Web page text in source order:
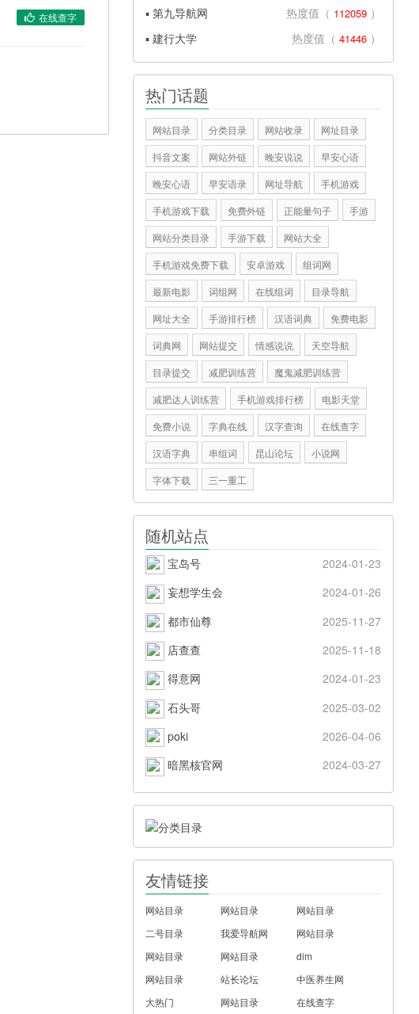
在线查字
▪ 第九导航网
热度值（ 112059 ）
▪ 建行大学
热度值（ 41446 ）
热门话题
网站目录 分类目录 网站收录 网址目录
抖音文案 网站外链 晚安说说 早安心语
晚安心语 早安语录 网址导航 手机游戏
手机游戏下载 免费外链 正能量句子 手游
网站分类目录 手游下载 网站大全
手机游戏免费下载 安卓游戏 组词网
最新电影 词组网 在线组词 目录导航
网址大全 手游排行榜 汉语词典 免费电影
词典网 网站提交 情感说说 天空导航
目录提交 减肥训练营 魔鬼减肥训练营
减肥达人训练营 手机游戏排行榜 电影天堂
免费小说 字典在线 汉字查询 在线查字
汉语字典 串组词 昆山论坛 小说网
字体下载 三一重工
随机站点
宝岛号
2024-01-23
妄想学生会
2024-01-26
都市仙尊
2025-11-27
店查查
2025-11-18
得意网
2024-01-23
石头哥
2025-03-02
poki
2026-04-06
暗黑核官网
2024-03-27
友情链接
网站目录 网站目录
网站目录
二号目录
我爱导航网
网站目录
网站目录
网站目录
dim
网站目录
站长论坛
中医养生网
大热门
网站目录 在线查字